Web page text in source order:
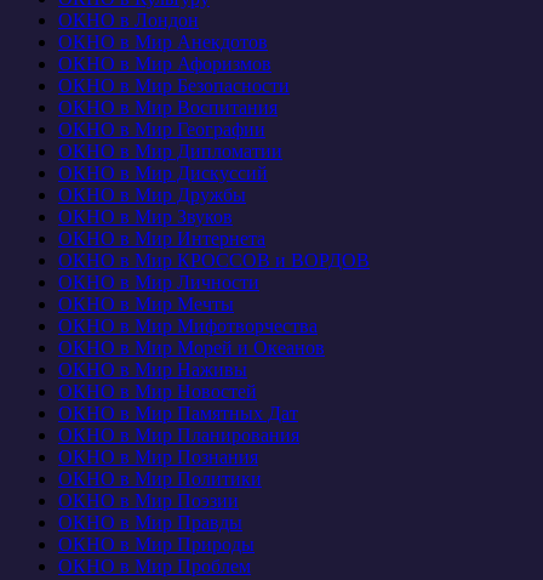
ОКНО в Лондон
ОКНО в Мир Анекдотов
ОКНО в Мир Афоризмов
ОКНО в Мир Безопасности
ОКНО в Мир Воспитания
ОКНО в Мир Географии
ОКНО в Мир Дипломатии
ОКНО в Мир Дискуссий
ОКНО в Мир Дружбы
ОКНО в Мир Звуков
ОКНО в Мир Интернета
ОКНО в Мир КРОССОВ и ВОРДОВ
ОКНО в Мир Личности
ОКНО в Мир Мечты
ОКНО в Мир Мифотворчества
ОКНО в Мир Морей и Океанов
ОКНО в Мир Наживы
ОКНО в Мир Новостей
ОКНО в Мир Памятных Дат
ОКНО в Мир Планирования
ОКНО в Мир Познания
ОКНО в Мир Политики
ОКНО в Мир Поэзии
ОКНО в Мир Правды
ОКНО в Мир Природы
ОКНО в Мир Проблем